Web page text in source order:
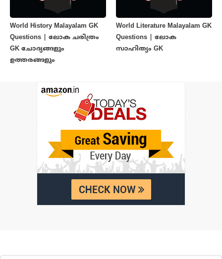
World History Malayalam GK
Questions | ലോക ചരിത്രം
GK ചോദ്യങ്ങളും
ഉത്തരങ്ങളും
World Literature Malayalam GK
Questions | ലോക
സാഹിത്യം GK